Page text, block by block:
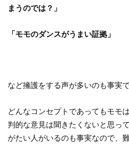
まうのでは？」
「モモのダンスがうまい証拠」
など擁護をする声が多いのも事実で
どんなコンセプトであってもモモ
判的な意見は聞きたくないと思っ
がたい人がいるのも事実なので、